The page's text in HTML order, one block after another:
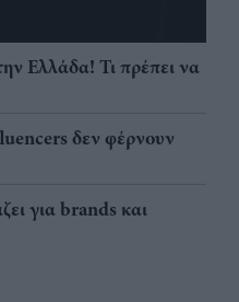
Ελλάδα! Τι πρέπει να
δεν φέρνουν
για brands και